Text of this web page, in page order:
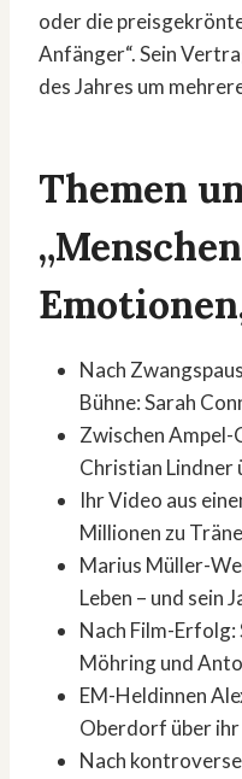
oder die
Anfänger“. Sein
des Jahres um
Themen
„
Emotionen
Nach
Bühne: Sarah
Zwischen Ampel-
Christian Lindner
Ihr Video aus
Millionen zu
Marius Müller-
Leben – und sein
Nach Film-
Möhring und
EM-Heldinnen
Oberdorf über
Nach